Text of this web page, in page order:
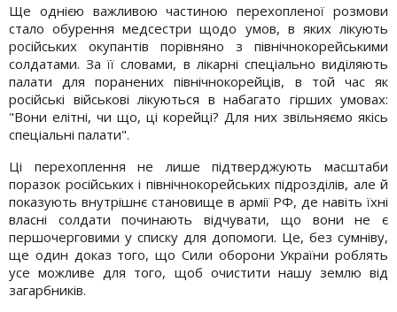
Ще однією важливою частиною перехопленої розмови
стало обурення медсестри щодо умов, в яких лікують
російських окупантів порівняно з північнокорейськими
солдатами. За її словами, в лікарні спеціально виділяють
палати для поранених північнокорейців, в той час як
російські військові лікуються в набагато гірших умовах:
"Вони елітні, чи що, ці корейці? Для них звільняємо якісь
спеціальні палати".
Ці перехоплення не лише підтверджують масштаби
поразок російських і північнокорейських підрозділів, але й
показують внутрішнє становище в армії РФ, де навіть їхні
власні солдати починають відчувати, що вони не є
першочерговими у списку для допомоги. Це, без сумніву,
ще один доказ того, що Сили оборони України роблять
усе можливе для того, щоб очистити нашу землю від
загарбників.